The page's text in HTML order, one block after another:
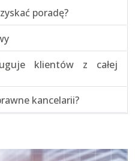
poradę?
klientów z całej
kancelarii?